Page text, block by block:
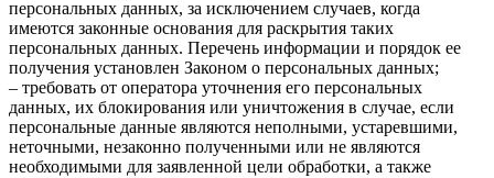
персональных данных, за исключением случаев, когда
имеются законные основания для раскрытия таких
персональных данных. Перечень информации и порядок ее
получения установлен Законом о персональных данных;
– требовать от оператора уточнения его персональных
данных, их блокирования или уничтожения в случае, если
персональные данные являются неполными, устаревшими,
неточными, незаконно полученными или не являются
необходимыми для заявленной цели обработки, а также